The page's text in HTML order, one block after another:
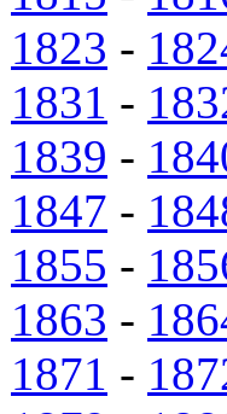
1823 -
1831 -
1839 -
1847 -
1855 -
1863 -
1871 -